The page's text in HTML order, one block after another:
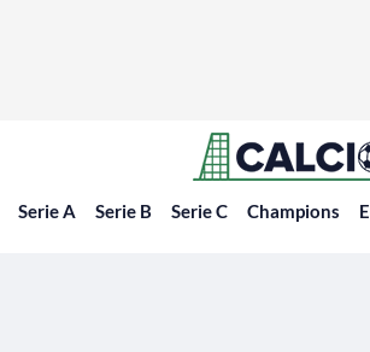
Serie A Serie B Serie C Champions